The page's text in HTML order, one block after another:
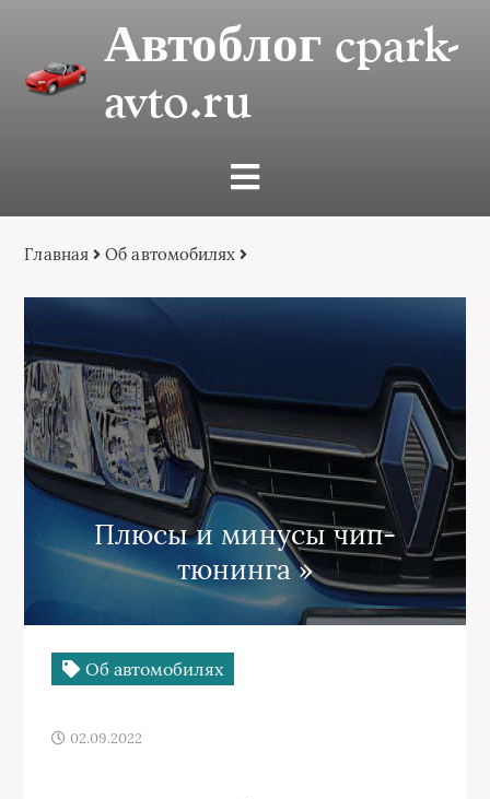
Автоблог cpark-
avto.ru
Главная Об автомобилях
Плюсы и минусы чип-
тюнинга »
Об автомобилях
02.09.2022